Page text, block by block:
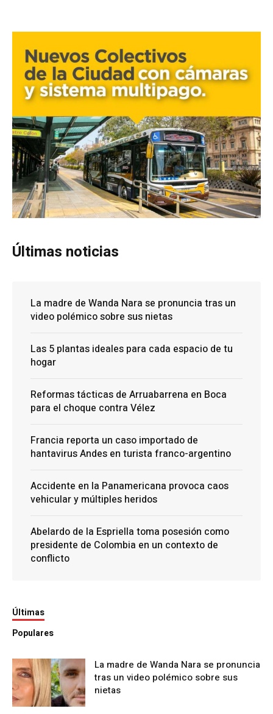
Últimas noticias
La madre de Wanda Nara se pronuncia tras un
video polémico sobre sus nietas
Las 5 plantas ideales para cada espacio de tu
hogar
Reformas tácticas de Arruabarrena en Boca
para el choque contra Vélez
Francia reporta un caso importado de
hantavirus Andes en turista franco-argentino
Accidente en la Panamericana provoca caos
vehicular y múltiples heridos
Abelardo de la Espriella toma posesión como
presidente de Colombia en un contexto de
conflicto
Últimas
Populares
La madre de Wanda Nara se pronuncia
tras un video polémico sobre sus
nietas